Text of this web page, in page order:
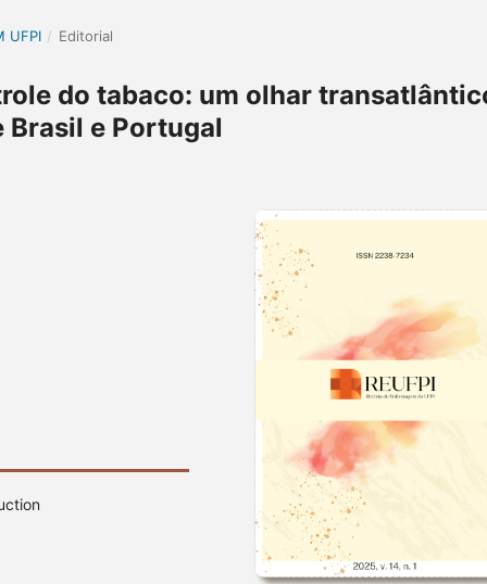
UFPI / Editorial
do tabaco: um olhar
Brasil e Portugal